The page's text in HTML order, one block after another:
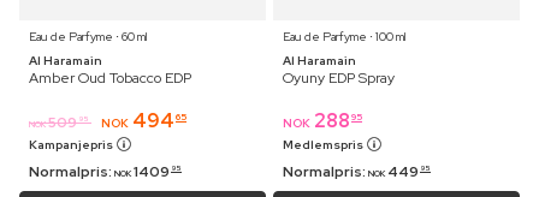
Eau de Parfyme ⋅ 60 ml
Al Haramain
Amber Oud Tobacco EDP
NOK 509 95 NOK 494 65
Kampanjepris
Normalpris: NOK 1409 95
Eau de Parfyme ⋅ 100 ml
Al Haramain
Oyuny EDP Spray
NOK 288 95
Medlemspris
Normalpris: NOK 449 95